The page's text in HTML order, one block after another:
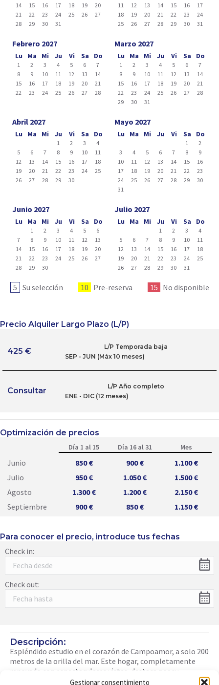
Gestionar consentimiento
14
15 16 17 18 19
20
21
22 23 24 25 26
27
28
29 30 31
11
12 13 14 15 16
17
18
19 20 21 22 23
24
25
26 27 28 29 30 31
Febrero 2027
Lu Ma Mi Ju Vi Sa Do
1 2 3 4 5 6
7
8
9 10 11 12 13
14
15
16 17 18 19 20
21
22
23 24 25 26 27 28
Marzo 2027
Lu Ma Mi Ju Vi Sa Do
1 2 3 4 5 6
7
8
9 10 11 12 13
14
15
16 17 18 19 20
21
22
23 24 25 26 27
28
29
30 31
Abril 2027
Lu Ma Mi Ju Vi Sa Do
1 2 3
4
5
6 7 8 9 10
11
12
13 14 15 16 17
18
19
20 21 22 23 24
25
26
27 28 29 30
Mayo 2027
Lu Ma Mi Ju Vi Sa Do
1
2
3
4 5 6 7 8
9
10
11 12 13 14 15
16
17
18 19 20 21 22
23
24
25 26 27 28 29
30
31
Junio 2027
Lu Ma Mi Ju Vi Sa Do
1 2 3 4 5
6
7
8 9 10 11 12
13
14
15 16 17 18 19
20
21
22 23 24 25 26
27
28
29 30
Julio 2027
Lu Ma Mi Ju Vi Sa Do
1 2 3
4
5
6 7 8 9 10
11
12
13 14 15 16 17
18
19
20 21 22 23 24
25
26
27 28 29 30 31
5 Su selección 10 Pre-reserva 15 No disponible
Precio Alquiler Largo Plazo (L/P)
425 €
L/P Temporada baja
SEP - JUN (Máx 10 meses)
Consultar
L/P Año completo
ENE - DIC (12 meses)
Optimización de precios
Día 1 al 15 Día 16 al 31 Mes
Junio 850 € 900 €
1.100 €
Julio
950 € 1.050 €
1.500 €
Agosto
1.300 € 1.200 €
2.150 €
Septiembre
900 € 850 € 1.150 €
Para conocer el precio, introduce tus fechas
Check in:
calendar_month
Check out:
calendar_month
Descripción:
Espléndido estudio en el corazón de Campoamor, a solo 200
metros de la orilla del mar. Este hogar, completamente
renovado con espectaculares vistas, destaca por su
luminoso salón comedor con una encantadora terraza